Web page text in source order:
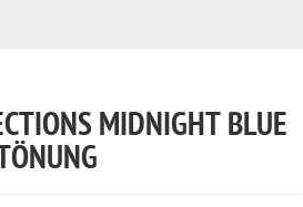
MIDNIGHT BLUE